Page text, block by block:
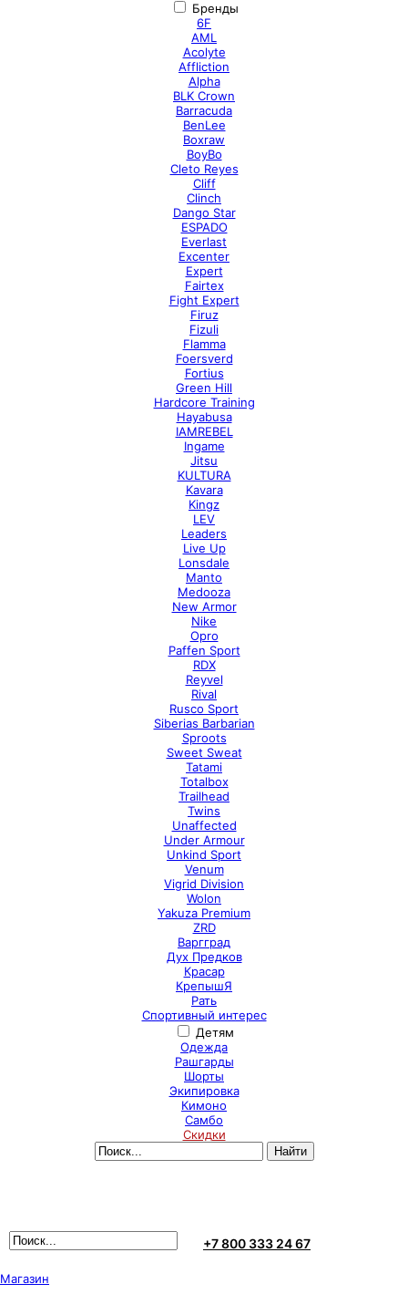
Бренды
6F
AML
Acolyte
Affliction
Alpha
BLK Crown
Barracuda
BenLee
Boxraw
BoyBo
Cleto Reyes
Cliff
Clinch
Dango Star
ESPADO
Everlast
Excenter
Expert
Fairtex
Fight Expert
Firuz
Fizuli
Flamma
Foersverd
Fortius
Green Hill
Hardcore Training
Hayabusa
IAMREBEL
Ingame
Jitsu
KULTURA
Kavara
Kingz
LEV
Leaders
Live Up
Lonsdale
Manto
Medooza
New Armor
Nike
Opro
Paffen Sport
RDX
Reyvel
Rival
Rusco Sport
Siberias Barbarian
Sproots
Sweet Sweat
Tatami
Totalbox
Trailhead
Twins
Unaffected
Under Armour
Unkind Sport
Venum
Vigrid Division
Wolon
Yakuza Premium
ZRD
Варгград
Дух Предков
Красар
КрепышЯ
Рать
Спортивный интерес
Детям
Одежда
Рашгарды
Шорты
Экипировка
Кимоно
Самбо
Скидки
+7 800 333 24 67
Магазин